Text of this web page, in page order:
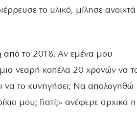
το υλικό, μίλησε ανοιχτά
από το 2018. Αν εμένα μου
νεαρή κοπέλα 20 χρονών να
να το κυνηγήσει; Να απολογηθώ
μου; Γιατί;» ανέφερε αρχικά η